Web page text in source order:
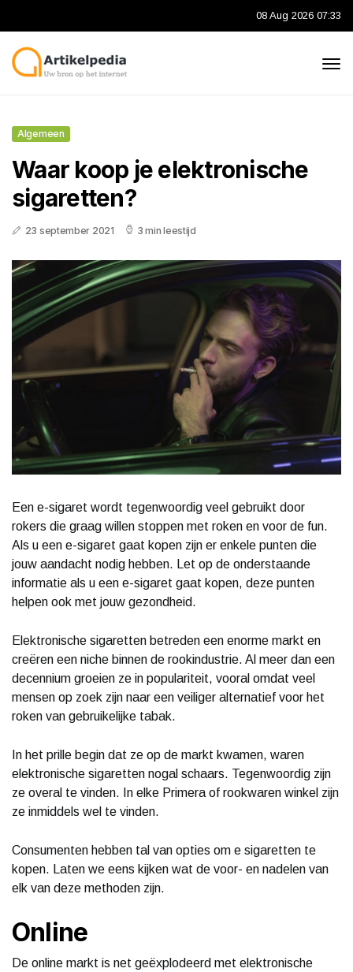
08 Aug 2026 07:33
Algemeen
Waar koop je elektronische
sigaretten?
23 september 2021 3 min leestijd
Een e-sigaret wordt tegenwoordig veel gebruikt door
rokers die graag willen stoppen met roken en voor de fun.
Als u een e-sigaret gaat kopen zijn er enkele punten die
jouw aandacht nodig hebben. Let op de onderstaande
informatie als u een e-sigaret gaat kopen, deze punten
helpen ook met jouw gezondheid.
Elektronische sigaretten betreden een enorme markt en
creëren een niche binnen de rookindustrie. Al meer dan een
decennium groeien ze in populariteit, vooral omdat veel
mensen op zoek zijn naar een veiliger alternatief voor het
roken van gebruikelijke tabak.
In het prille begin dat ze op de markt kwamen, waren
elektronische sigaretten nogal schaars. Tegenwoordig zijn
ze overal te vinden. In elke Primera of rookwaren winkel zijn
ze inmiddels wel te vinden.
Consumenten hebben tal van opties om e sigaretten te
kopen. Laten we eens kijken wat de voor- en nadelen van
elk van deze methoden zijn.
Online
De online markt is net geëxplodeerd met elektronische